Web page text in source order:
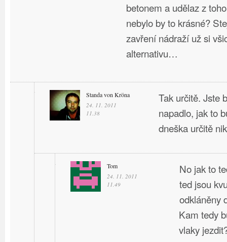
betonem a udělaz z
nebylo by to krásné?
zavření nádraží už si
alternativu…
Standa von Kröna
24. 11. 2011
11.38
Tak určitě. Jste
napadlo, jak to
dneška určitě
Tom
24. 11. 2011
11.49
No jak to
ted jsou
odkláněny
Kam tedy
vlaky